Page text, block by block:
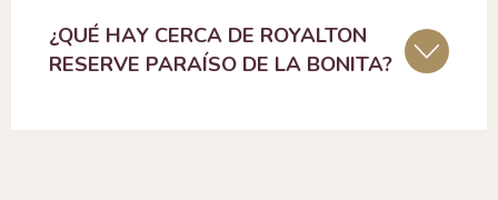
¿QUÉ HAY CERCA DE ROYALTON
RESERVE PARAÍSO DE LA BONITA?